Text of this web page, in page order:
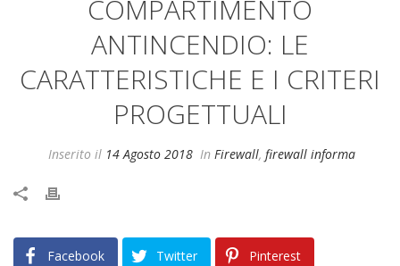
COMPARTIMENTO
ANTINCENDIO: LE
CARATTERISTICHE E I CRITERI
PROGETTUALI
Inserito il 14 Agosto 2018 In Firewall, firewall informa
Facebook Twitter Pinterest